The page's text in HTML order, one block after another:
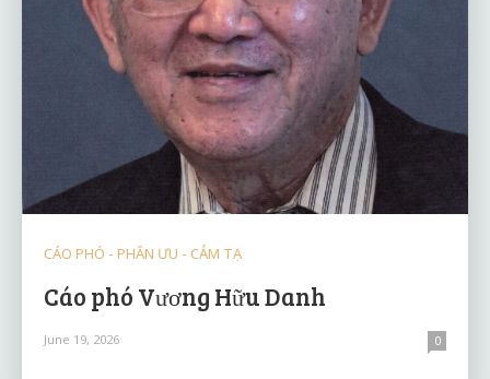
CÁO PHÓ - PHÂN ƯU - CẢM TẠ
Cáo phó Vương Hữu Danh
June 19, 2026 0